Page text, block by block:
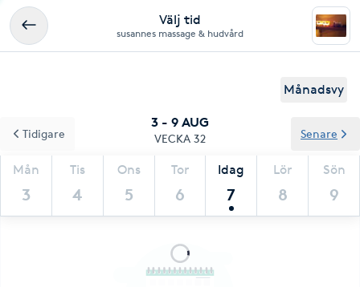
Välj tid
susannes massage & hudvård
Månadsvy
3 - 9 AUG
VECKA 32
Mån
3
Tis
4
Ons
5
Tor
6
Idag
7
Lör
8
Sön
9
Tidigare Senare